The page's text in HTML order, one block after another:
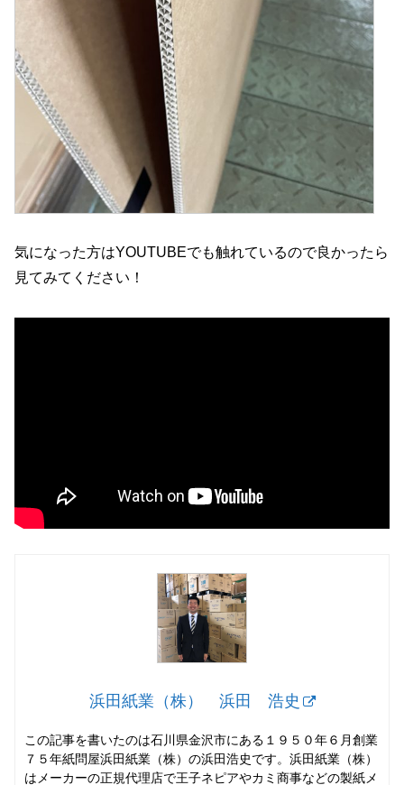
気になった方はYOUTUBEでも触れているので良かったら
見てみてください！
浜田紙業（株） 浜田 浩史
この記事を書いたのは石川県金沢市にある１９５０年６月創業
７５年紙問屋浜田紙業（株）の浜田浩史です。浜田紙業（株）
はメーカーの正規代理店で王子ネピアやカミ商事などの製紙メ